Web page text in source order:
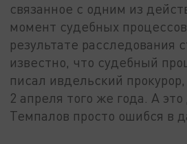
связанное с одним из
момент судебных
результате расследования
известно, что судебный
писал ивдельский
2 апреля того же года. А
Темпалов просто ошибся в